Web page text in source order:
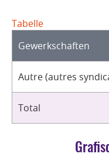
Tabelle
Gewerkschaften
Autre (autres
Total